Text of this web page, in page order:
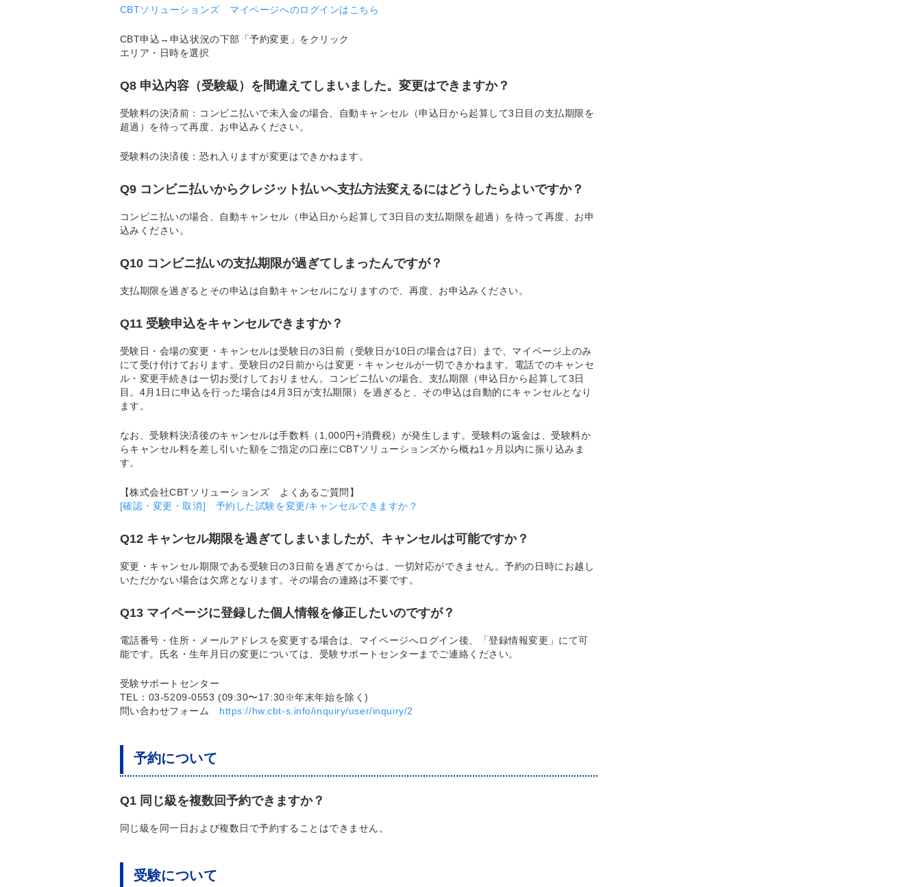
CBTソリューションズ マイページへのログインはこちら
CBT申込→申込状況の下部「予約変更」をクリック
エリア・日時を選択
Q8 申込内容（受験級）を間違えてしまいました。変更はできますか？
受験料の決済前：コンビニ払いで未入金の場合、自動キャンセル（申込日から起算して3日目の支払期限を
超過）を待って再度、お申込みください。
受験料の決済後：恐れ入りますが変更はできかねます。
Q9 コンビニ払いからクレジット払いへ支払方法変えるにはどうしたらよいですか？
コンビニ払いの場合、自動キャンセル（申込日から起算して3日目の支払期限を超過）を待って再度、お申
込みください。
Q10 コンビニ払いの支払期限が過ぎてしまったんですが？
支払期限を過ぎるとその申込は自動キャンセルになりますので、再度、お申込みください。
Q11 受験申込をキャンセルできますか？
受験日・会場の変更・キャンセルは受験日の3日前（受験日が10日の場合は7日）まで、マイページ上のみ
にて受け付けております。受験日の2日前からは変更・キャンセルが一切できかねます。電話でのキャンセ
ル・変更手続きは一切お受けしておりません。コンビニ払いの場合、支払期限（申込日から起算して3日
目。4月1日に申込を行った場合は4月3日が支払期限）を過ぎると、その申込は自動的にキャンセルとなり
ます。
なお、受験料決済後のキャンセルは手数料（1,000円+消費税）が発生します。受験料の返金は、受験料か
らキャンセル料を差し引いた額をご指定の口座にCBTソリューションズから概ね1ヶ月以内に振り込みま
す。
【株式会社CBTソリューションズ よくあるご質問】
[確認・変更・取消] 予約した試験を変更/キャンセルできますか？
Q12 キャンセル期限を過ぎてしまいましたが、キャンセルは可能ですか？
変更・キャンセル期限である受験日の3日前を過ぎてからは、一切対応ができません。予約の日時にお越し
いただかない場合は欠席となります。その場合の連絡は不要です。
Q13 マイページに登録した個人情報を修正したいのですが？
電話番号・住所・メールアドレスを変更する場合は、マイページへログイン後、「登録情報変更」にて可
能です。氏名・生年月日の変更については、受験サポートセンターまでご連絡ください。
受験サポートセンター
TEL：03-5209-0553 (09:30〜17:30※年末年始を除く)
問い合わせフォーム https://hw.cbt-s.info/inquiry/user/inquiry/2
予約について
Q1 同じ級を複数回予約できますか？
同じ級を同一日および複数日で予約することはできません。
受験について